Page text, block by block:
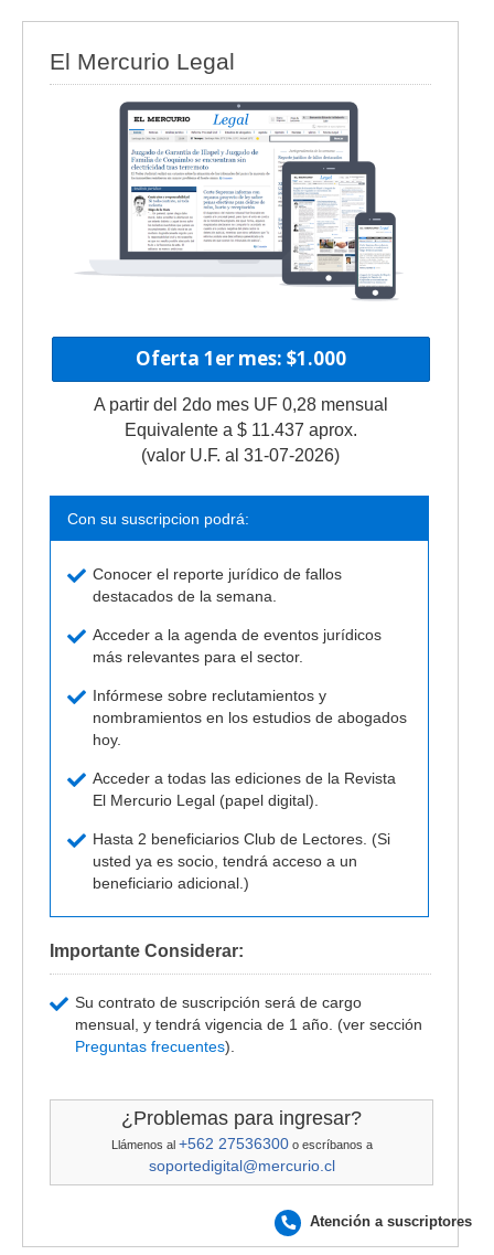
El Mercurio Legal
Oferta 1er mes: $1.000
A partir del 2do mes UF 0,28 mensual
Equivalente a $ 11.437 aprox.
(valor U.F. al 31-07-2026)
Con su suscripcion podrá:
Conocer el reporte jurídico de fallos
destacados de la semana.
Acceder a la agenda de eventos jurídicos
más relevantes para el sector.
Infórmese sobre reclutamientos y
nombramientos en los estudios de abogados
hoy.
Acceder a todas las ediciones de la Revista
El Mercurio Legal (papel digital).
Hasta 2 beneficiarios Club de Lectores. (Si
usted ya es socio, tendrá acceso a un
beneficiario adicional.)
Importante Considerar:
Su contrato de suscripción será de cargo
mensual, y tendrá vigencia de 1 año. (ver sección
Preguntas frecuentes).
¿Problemas para ingresar?
Llámenos al +562 27536300o escríbanos a
soportedigital@mercurio.cl
Atención a suscriptores